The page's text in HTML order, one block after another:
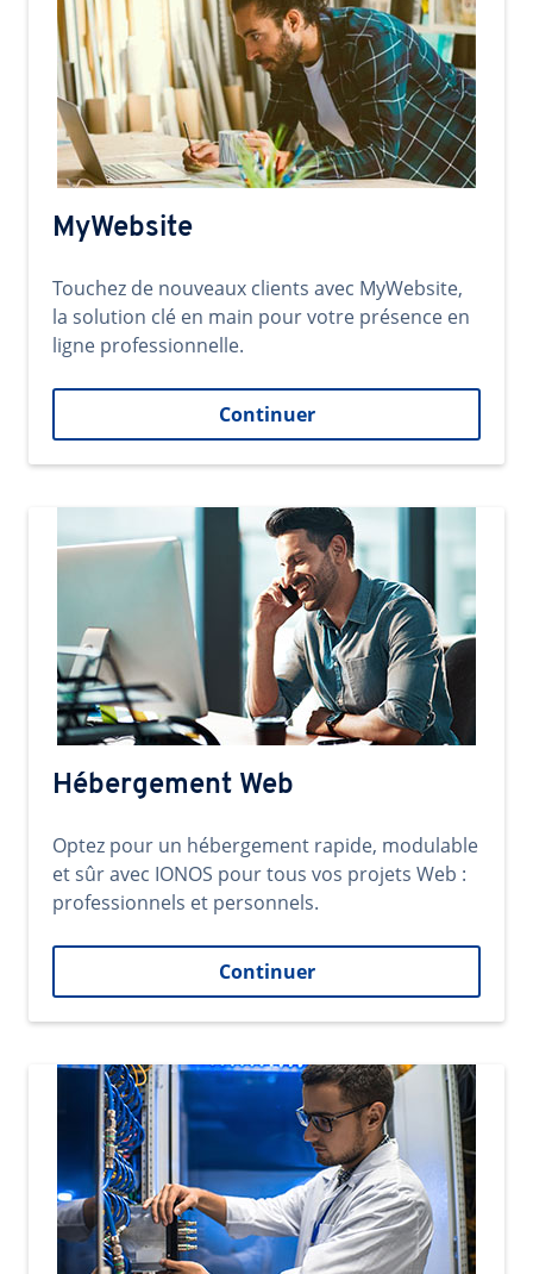
MyWebsite
Touchez de nouveaux clients avec MyWebsite,
la solution clé en main pour votre présence en
ligne professionnelle.
Continuer
Hébergement Web
Optez pour un hébergement rapide, modulable
et sûr avec IONOS pour tous vos projets Web :
professionnels et personnels.
Continuer